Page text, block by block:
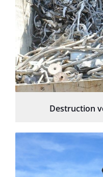
Destruction